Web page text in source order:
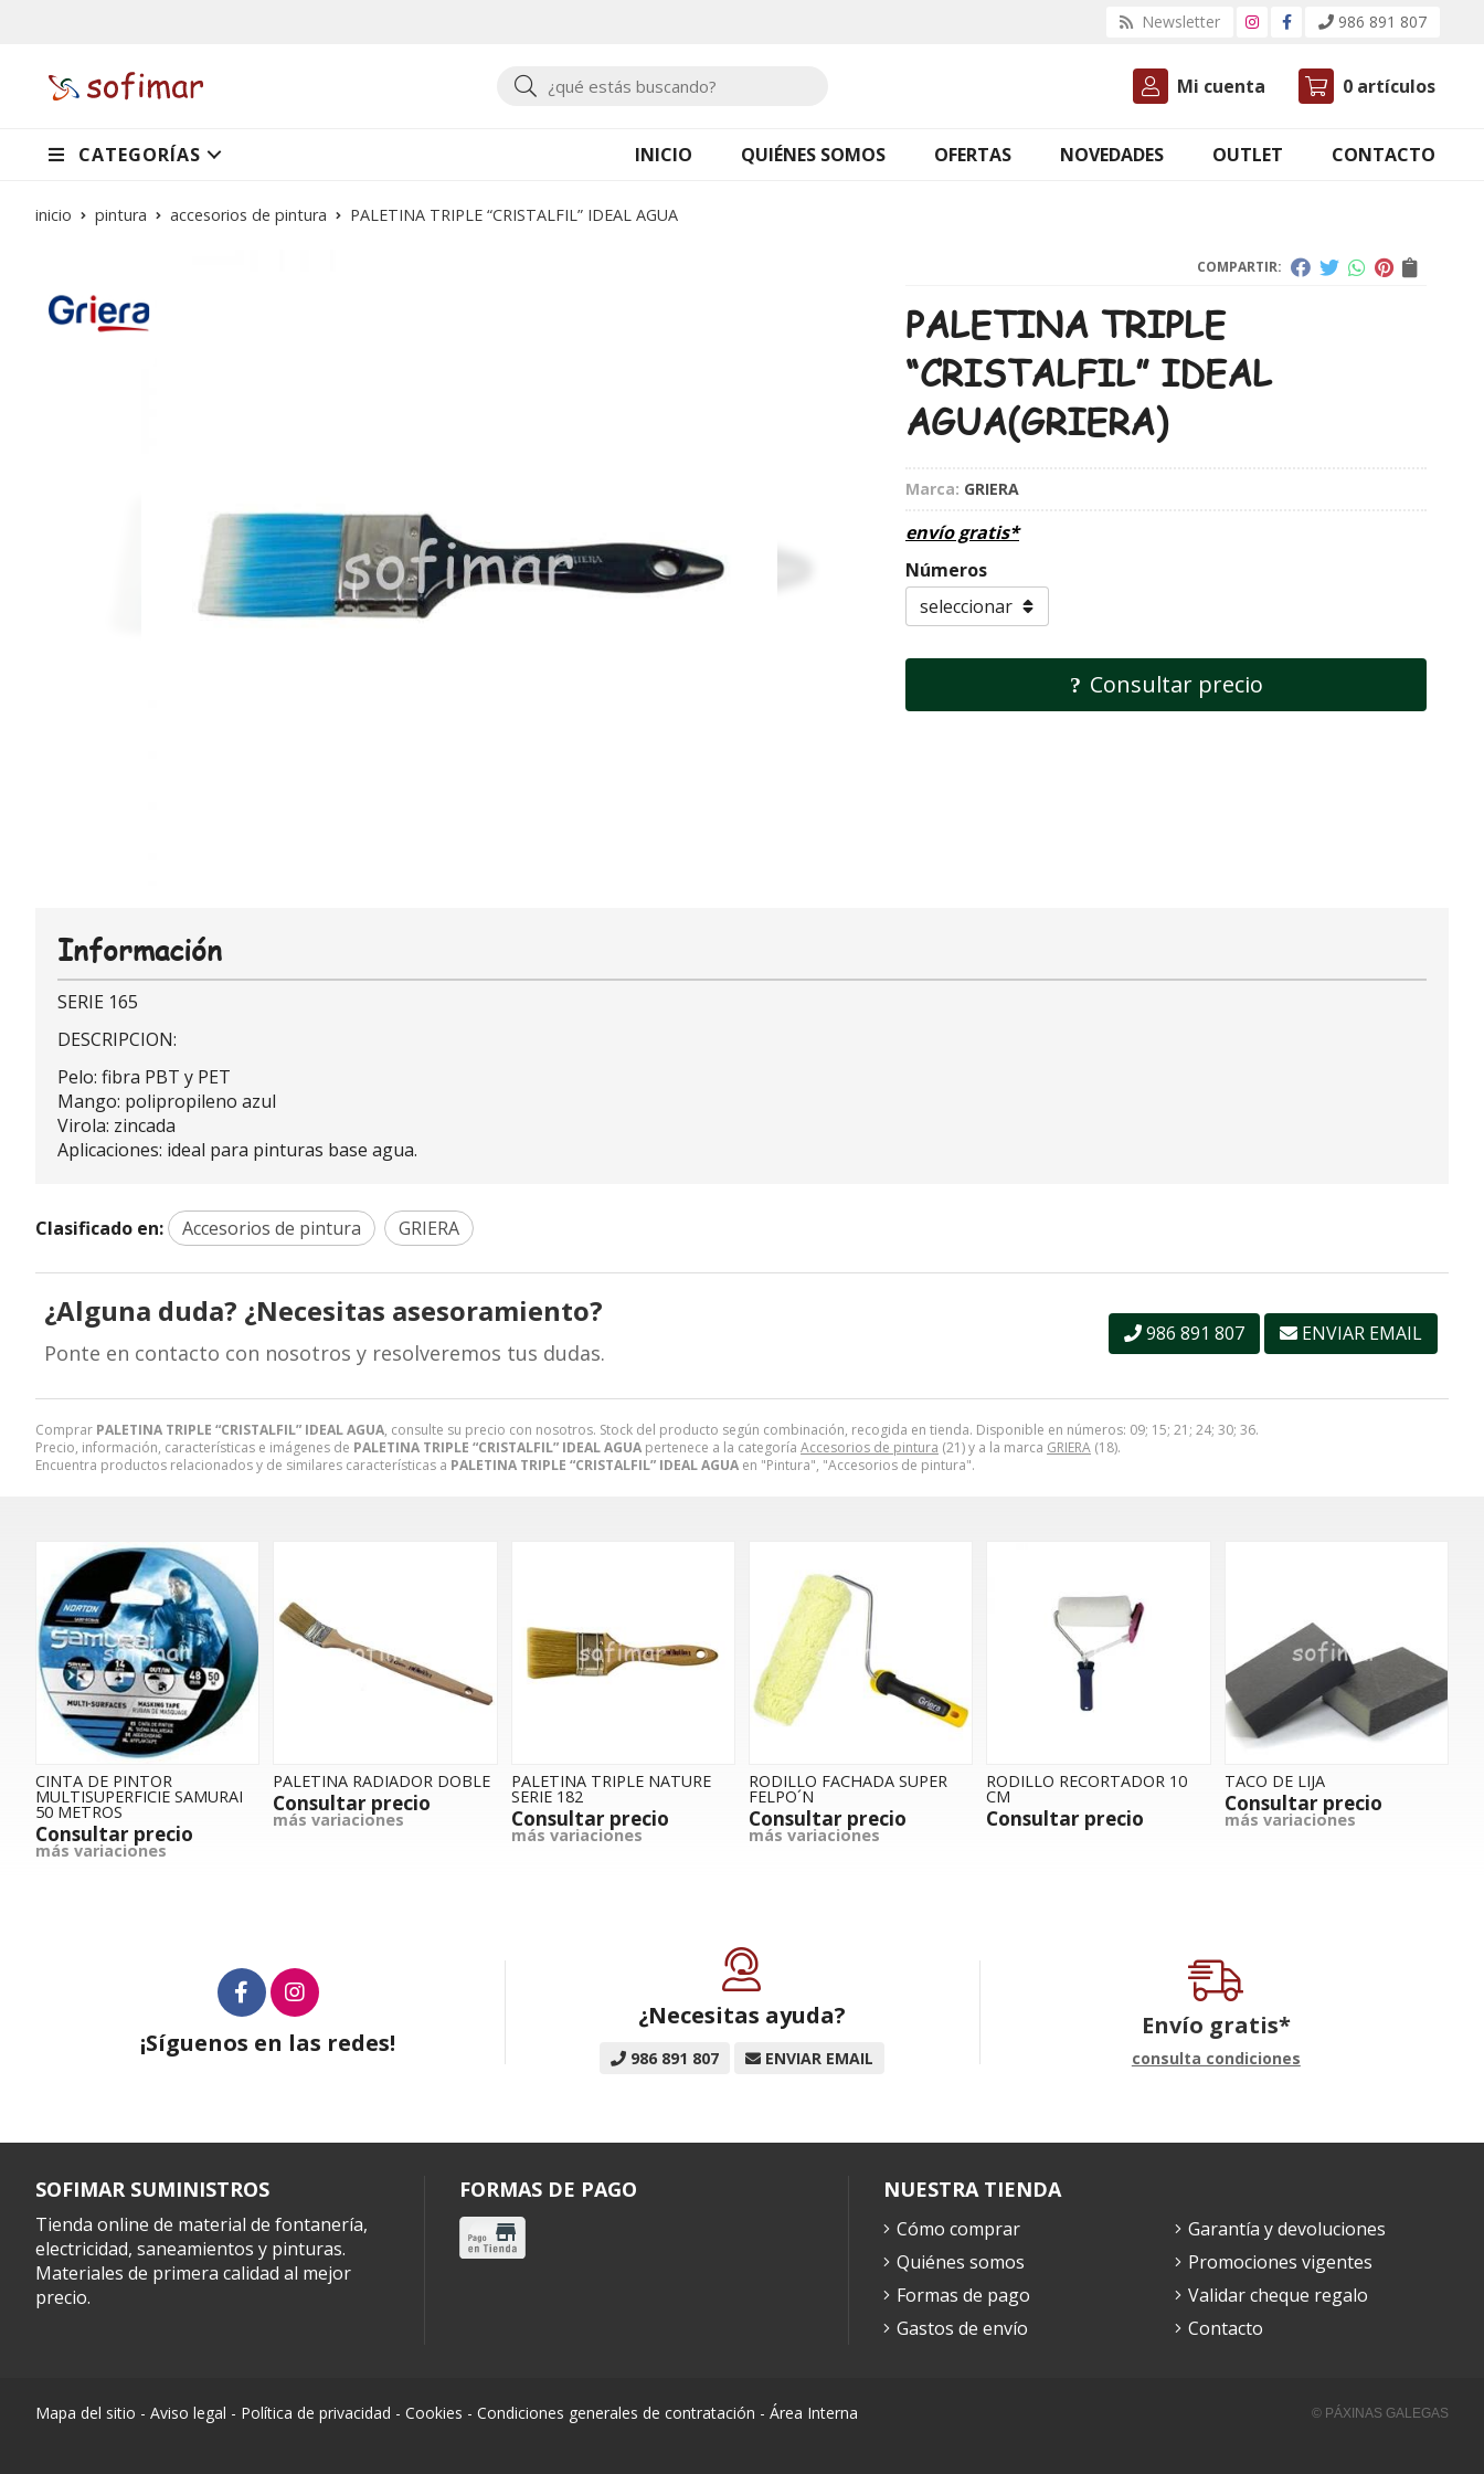
Newsletter 986 891 807
Buscar Mi cuenta 0 artículos
CATEGORÍAS INICIO QUIÉNES SOMOS OFERTAS NOVEDADES OUTLET CONTACTO
inicio pintura accesorios de pintura PALETINA TRIPLE “CRISTALFIL” IDEAL AGUA
COMPARTIR:
PALETINA TRIPLE
“CRISTALFIL” IDEAL
AGUA(GRIERA)
Marca: GRIERA
envío gratis*
Números
Consultar precio
Comprar PALETINA TRIPLE “CRISTALFIL” IDEAL AGUA, consulte su precio con nosotros. Stock del producto según combinación, recogida en tienda. Disponible en números: 09; 15; 21; 24; 30; 36.
Precio, información, características e imágenes de PALETINA TRIPLE “CRISTALFIL” IDEAL AGUA pertenece a la categoría Accesorios de pintura (21) y a la marca GRIERA (18).
Encuentra productos relacionados y de similares características a PALETINA TRIPLE “CRISTALFIL” IDEAL AGUA en "Pintura", "Accesorios de pintura".
Información
SERIE 165
DESCRIPCION:
Pelo: fibra PBT y PET
Mango: polipropileno azul
Virola: zincada
Aplicaciones: ideal para pinturas base agua.
Clasificado en: Accesorios de pintura GRIERA
¿Alguna duda? ¿Necesitas asesoramiento?
Ponte en contacto con nosotros y resolveremos tus dudas.
986 891 807 ENVIAR EMAIL
CINTA DE PINTOR
MULTISUPERFICIE SAMURAI
50 METROS
Consultar precio
más variaciones
PALETINA RADIADOR DOBLE
Consultar precio
más variaciones
PALETINA TRIPLE NATURE
SERIE 182
Consultar precio
más variaciones
RODILLO FACHADA SUPER
FELPO´N
Consultar precio
más variaciones
RODILLO RECORTADOR 10
CM
Consultar precio
TACO DE LIJA
Consultar precio
más variaciones
¡Síguenos en las redes!
¿Necesitas ayuda?
986 891 807 ENVIAR EMAIL
Envío gratis*
consulta condiciones
SOFIMAR SUMINISTROS
Tienda online de material de fontanería,
electricidad, saneamientos y pinturas.
Materiales de primera calidad al mejor
precio.
FORMAS DE PAGO NUESTRA TIENDA
Cómo comprar
Quiénes somos
Formas de pago
Gastos de envío
Garantía y devoluciones
Promociones vigentes
Validar cheque regalo
Contacto
Mapa del sitio - Aviso legal - Política de privacidad - Cookies - Condiciones generales de contratación - Área Interna © PÁXINAS GALEGAS